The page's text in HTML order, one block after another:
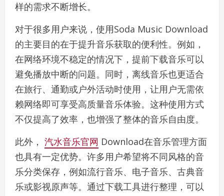
样的需求不断增长。
对于很多用户来说，使用Soda Music Download
的主要目的在于提升音乐获取的便利性。例如，
在网络环境不稳定的情况下，提前下载音乐可以
避免播放中断的问题。同时，离线音乐也更适合
在旅行、通勤或户外活动时使用，让用户无需依
赖网络即可享受高质量音乐体验。这种使用方式
不仅提高了效率，也增强了整体的音乐自由度。
此外， 汽水音乐官网 Download在音乐管理方面
也具有一定优势。许多用户希望将不同风格的音
乐分类保存，例如流行音乐、电子音乐、古典音
乐或影视原声等。通过下载工具进行整理，可以